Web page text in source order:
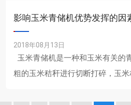
影响玉米青储机优势发挥的因
2018年08月13日
玉米青储机是一种和玉米有关的
粗的玉米秸秆进行切断打碎，玉米